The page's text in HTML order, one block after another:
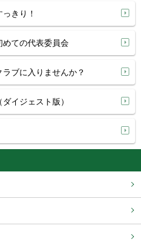
きり！
めての代表委員会
ブに入りませんか？
イジェスト版）